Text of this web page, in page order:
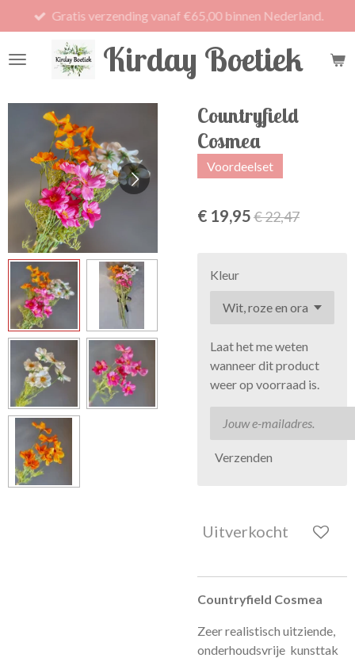
direct
naar
Kirday Boetiek
Gratis verzending vanaf €65,00 binnen Nederland.
Countryfield
Cosmea
Voordeelset
€ 19,95€ 22,47
Kleur
Laat het me weten
wanneer dit product
weer op voorraad is.
Verzenden
Uitverkocht
Countryfield Cosmea
Zeer realistisch uitziende,
onderhoudsvrije kunsttak